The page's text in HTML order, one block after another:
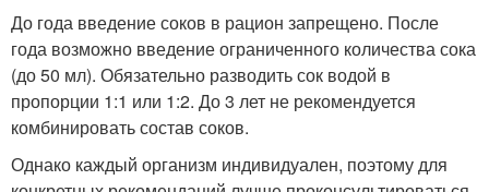
До года введение соков в рацион запрещено. После
года возможно введение ограниченного количества сока
(до 50 мл). Обязательно разводить сок водой в
пропорции 1:1 или 1:2. До 3 лет не рекомендуется
комбинировать состав соков.
Однако каждый организм индивидуален, поэтому для